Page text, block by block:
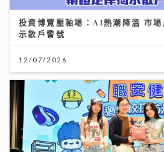
投資博覽壓軸場：AI熱潮降溫 市
示散戶警號
12/07/2026